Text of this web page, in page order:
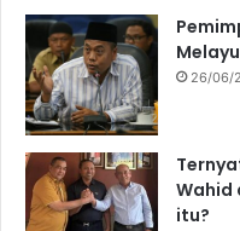
26/06/
Wahid
itu?